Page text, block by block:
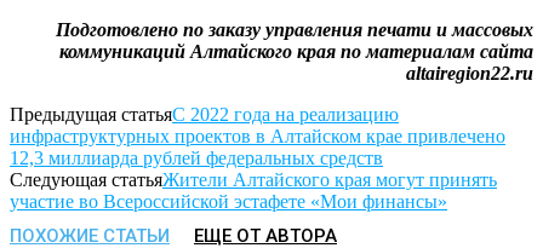
Подготовлено по заказу управления печати и массовых
коммуникаций Алтайского края по материалам сайта
altairegion22.ru
Предыдущая статьяС 2022 года на реализацию
инфраструктурных проектов в Алтайском крае привлечено
12,3 миллиарда рублей федеральных средств
Следующая статьяЖители Алтайского края могут принять
участие во Всероссийской эстафете «Мои финансы»
ПОХОЖИЕ СТАТЬИ ЕЩЕ ОТ АВТОРА